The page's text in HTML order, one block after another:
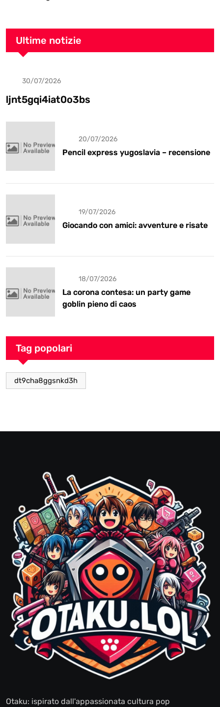
Ultime notizie
Uncategorized
30/07/2026
ljnt5gqi4iat0o3bs
20/07/2026
Pencil express yugoslavia – recensione
19/07/2026
Giocando con amici: avventure e risate
18/07/2026
La corona contesa: un party game
goblin pieno di caos
Tag popolari
dt9cha8ggsnkd3h
Otaku: ispirato dall'appassionata cultura pop